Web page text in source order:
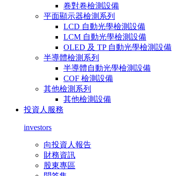
卷對卷檢測設備
平面顯示器檢測系列
LCD 自動光學檢測設備
LCM 自動光學檢測設備
OLED 及 TP 自動光學檢測設備
半導體檢測系列
半導體自動光學檢測設備
COF 檢測設備
其他檢測系列
其他檢測設備
投資人服務
investors
向投資人報告
財務資訊
股東專區